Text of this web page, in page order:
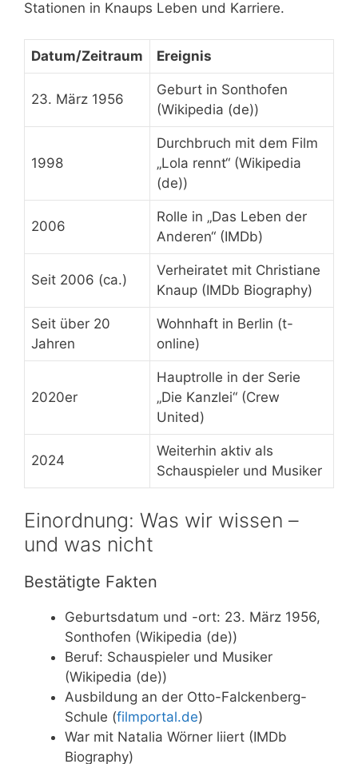
Stationen in Knaups Leben und Karriere.
Datum/Zeitraum Ereignis
23. März 1956
Geburt in Sonthofen
(Wikipedia (de))
1998
Durchbruch mit dem Film
„Lola rennt“ (Wikipedia
(de))
2006
Rolle in „Das Leben der
Anderen“ (IMDb)
Seit 2006 (ca.)
Verheiratet mit Christiane
Knaup (IMDb Biography)
Seit über 20
Jahren
Wohnhaft in Berlin (t-
online)
2020er
Hauptrolle in der Serie
„Die Kanzlei“ (Crew
United)
2024
Weiterhin aktiv als
Schauspieler und Musiker
Einordnung: Was wir wissen –
und was nicht
Bestätigte Fakten
Geburtsdatum und -ort: 23. März 1956,
Sonthofen (Wikipedia (de))
Beruf: Schauspieler und Musiker
(Wikipedia (de))
Ausbildung an der Otto-Falckenberg-
Schule (filmportal.de)
War mit Natalia Wörner liiert (IMDb
Biography)